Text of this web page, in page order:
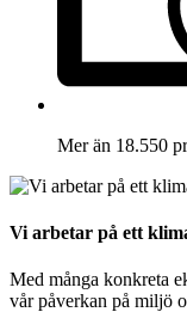
Mer än 18.550
Vi arbetar på ett
Med många konkreta
vår påverkan på miljö